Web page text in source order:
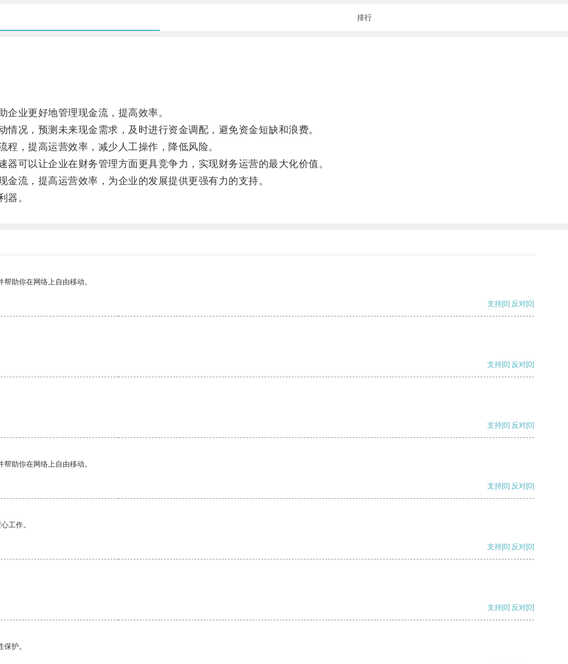
排行
业更好地管理现金流，提高效率。
况，预测未来现金需求，及时进行资金调配，避免资金短缺和浪费。
，提高运营效率，减少人工操作，降低风险。
可以让企业在财务管理方面更具竞争力，实现财务运营的最大化价值。
流，提高运营效率，为企业的发展提供更强有力的支持。
器。
助你在网络上自由移动。
支持[0] 反对[0]
支持[0] 反对[0]
支持[0] 反对[0]
助你在网络上自由移动。
支持[0] 反对[0]
工作。
支持[0] 反对[0]
支持[0] 反对[0]
护。